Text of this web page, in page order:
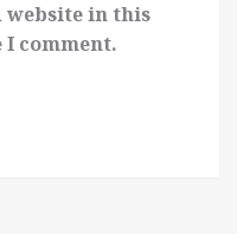
website in this
comment.